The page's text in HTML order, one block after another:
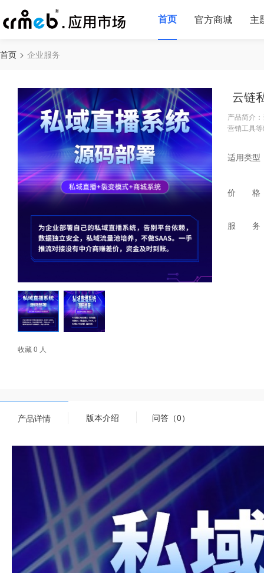
首页 官方商城 主
首页 企业服务
收藏 0 人
云链
产品简介
营销工具
适用类型
价 格
服 务
产品详情 版本介绍 问答（0）